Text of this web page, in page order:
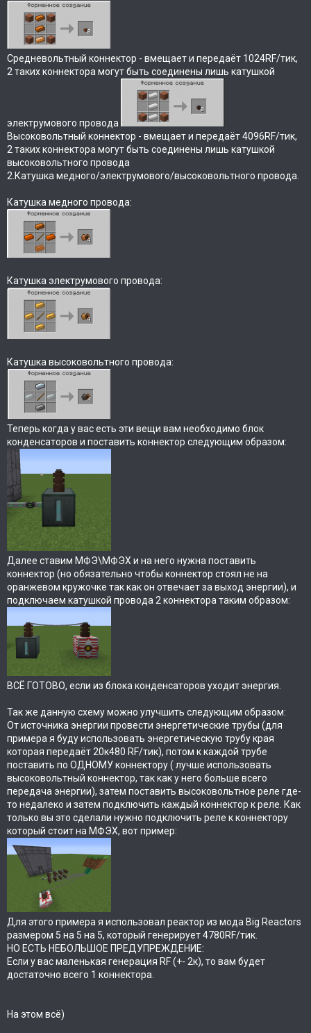
Средневольтный коннектор - вмещает и передаёт 1024RF/тик,
2 таких коннектора могут быть соединены лишь катушкой
электрумового провода
Высоковольтный коннектор - вмещает и передаёт 4096RF/тик,
2 таких коннектора могут быть соединены лишь катушкой
высоковольтного провода
2.Катушка медного/электрумового/высоковольтного провода.
Катушка медного провода:
Катушка электрумового провода:
Катушка высоковольтного провода:
Теперь когда у вас есть эти вещи вам необходимо блок
конденсаторов и поставить коннектор следующим образом:
Далее ставим МФЭ\МФЭХ и на него нужна поставить
коннектор (но обязательно чтобы коннектор стоял не на
оранжевом кружочке так как он отвечает за выход энергии), и
подключаем катушкой провода 2 коннектора таким образом:
ВСЁ ГОТОВО, если из блока конденсаторов уходит энергия.
Так же данную схему можно улучшить следующим образом:
От источника энергии провести энергетические трубы (для
примера я буду использовать энергетическую трубу края
которая передаёт 20к480 RF/тик), потом к каждой трубе
поставить по ОДНОМУ коннектору ( лучше использовать
высоковольтный коннектор, так как у него больше всего
передача энергии), затем поставить высоковольтное реле где-
то недалеко и затем подключить каждый коннектор к реле. Как
только вы это сделали нужно подключить реле к коннектору
который стоит на МФЭХ, вот пример:
Для этого примера я использовал реактор из мода Big Reactors
размером 5 на 5 на 5, который генерирует 4780RF/тик.
НО ЕСТЬ НЕБОЛЬШОЕ ПРЕДУПРЕЖДЕНИЕ:
Если у вас маленькая генерация RF (+- 2к), то вам будет
достаточно всего 1 коннектора.
На этом всё)